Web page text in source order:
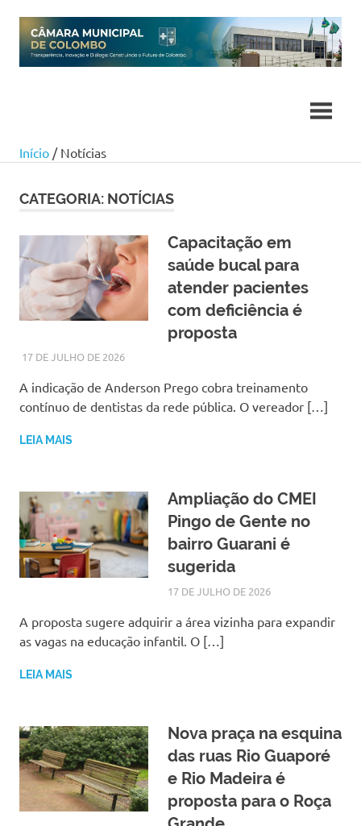
content
Início / Notícias
CATEGORIA: NOTÍCIAS
Capacitação em
saúde bucal para
atender pacientes
com deficiência é
proposta
17 DE JULHO DE 2026LARISSA TURKO
NOTÍCIAS
A indicação de Anderson Prego cobra treinamento
contínuo de dentistas da rede pública. O vereador […]
LEIA MAIS
Ampliação do CMEI
Pingo de Gente no
bairro Guarani é
sugerida
17 DE JULHO DE 2026
A proposta sugere adquirir a área vizinha para expandir
as vagas na educação infantil. O […]
LEIA MAIS
Nova praça na esquina
das ruas Rio Guaporé
e Rio Madeira é
proposta para o Roça